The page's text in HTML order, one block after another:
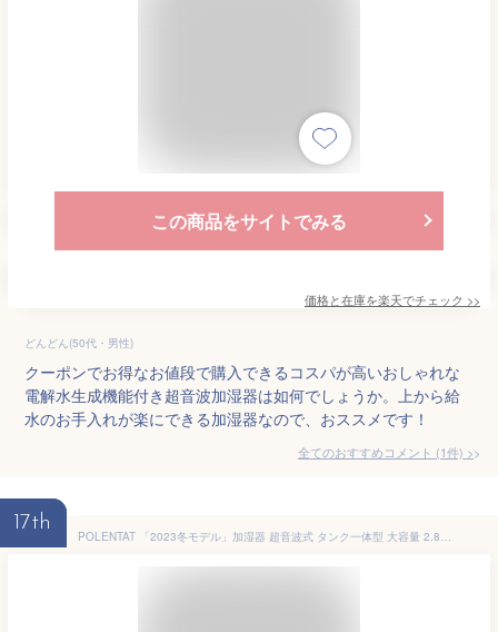
この商品をサイトでみる
価格と在庫を楽天でチェック >>
どんどん(50代・男性)
クーポンでお得なお値段で購入できるコスパが高いおしゃれな
電解水生成機能付き超音波加湿器は如何でしょうか。上から給
水のお手入れが楽にできる加湿器なので、おススメです！
全てのおすすめコメント (1件) >
17th
POLENTAT 「2023冬モデル」加湿器 超音波式 タンク一体型 大容量 2.8L 上から給水 絶対水漏れしない 自動湿度調整 液晶ディスプレイ アロマ 卓上 静音 6-10畳 お手入れ簡単 省エネ タイマー ナイトライト おやすみモード 最大42時間連続稼働 空焚き防止 寝室 リビング 会社 学校用 (pure white)